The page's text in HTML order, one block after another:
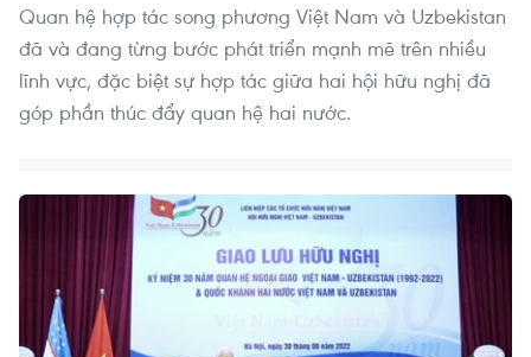
Quan hệ hợp tác song phương Việt Nam và Uzbekistan
đã và đang từng bước phát triển mạnh mẽ trên nhiều
lĩnh vực, đặc biệt sự hợp tác giữa hai hội hữu nghị đã
góp phần thúc đẩy quan hệ hai nước.